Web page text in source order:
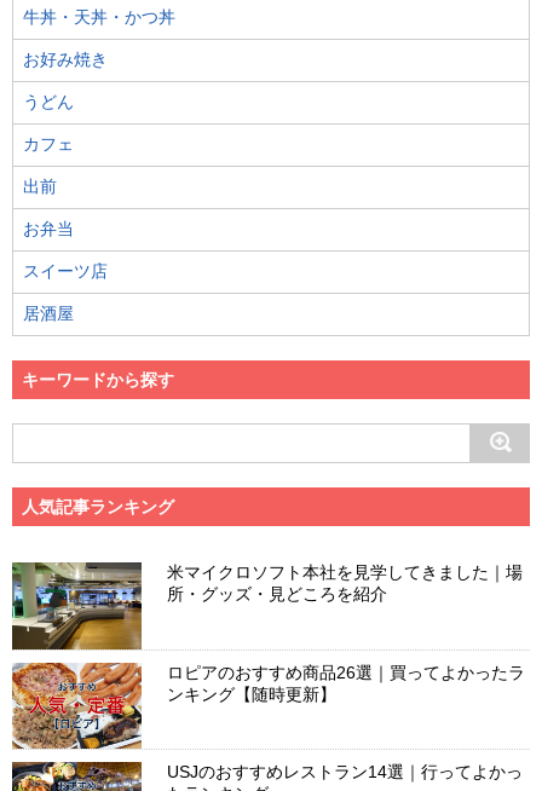
牛丼・天丼・かつ丼
お好み焼き
うどん
カフェ
出前
お弁当
スイーツ店
居酒屋
キーワードから探す
人気記事ランキング
米マイクロソフト本社を見学してきました｜場
所・グッズ・見どころを紹介
ロピアのおすすめ商品26選｜買ってよかったラ
ンキング【随時更新】
USJのおすすめレストラン14選｜行ってよかっ